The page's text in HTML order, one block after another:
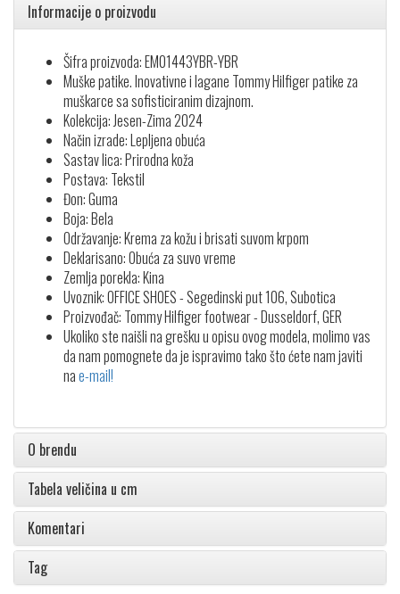
Informacije o proizvodu
Šifra proizvoda: EM01443YBR-YBR
Muške patike. Inovativne i lagane Tommy Hilfiger patike za
muškarce sa sofisticiranim dizajnom.
Kolekcija: Jesen-Zima 2024
Način izrade: Lepljena obuća
Sastav lica: Prirodna koža
Postava: Tekstil
Đon: Guma
Boja: Bela
Održavanje: Krema za kožu i brisati suvom krpom
Deklarisano: Obuća za suvo vreme
Zemlja porekla: Kina
Uvoznik: OFFICE SHOES - Segedinski put 106, Subotica
Proizvođač: Tommy Hilfiger footwear - Dusseldorf, GER
Ukoliko ste naišli na grešku u opisu ovog modela, molimo vas
da nam pomognete da je ispravimo tako što ćete nam javiti
nae-mail!
O brendu
Tabela veličina u cm
Komentari
Tag